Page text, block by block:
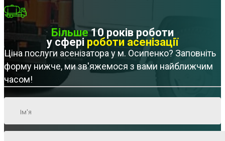
Більше10 років роботи
у сфері роботи асенізації
Ціна послуги асенізатора у м. Осипенко? Заповніть
форму нижче, ми зв'яжемося з вами найближчим
часом!